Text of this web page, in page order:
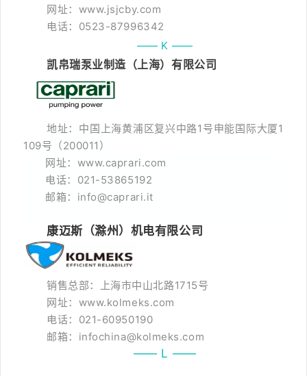
网址：www.jsjcby.com
电话：0523-87996342
—— K ——
凯帛瑞泵业制造（上海）有限公司
地址：中国上海黄浦区复兴中路1号申能国际大厦1
109号（200011）
网址：www.caprari.com
电话：021-53865192
邮箱：info@caprari.it
康迈斯（滁州）机电有限公司
销售总部：上海市中山北路1715号
网址：www.kolmeks.com
电话：021-60950190
邮箱：infochina@kolmeks.com
—— L ——